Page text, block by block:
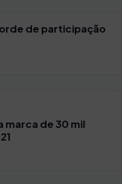
de participação
marca de 30 mil